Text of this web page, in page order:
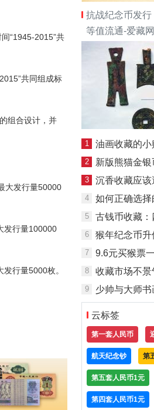
“1945-2015”共
共同组成标
组合设计，并
大发行量50000
发行量100000
行量5000枚。
抗战纪念币发
等值流通-爱藏网
1 油画收藏的小
2 新版熊猫金银
3 沉香收藏应
4 如何正确选择
5 古钱币收藏
6 猴年纪念币升值
7 9.6元买猴票一转
8 收藏市场不景
9 少帅与大师
云标签
第一套人民币
航天纪念钞 第
第五套人民币1元
第四套人民币1元